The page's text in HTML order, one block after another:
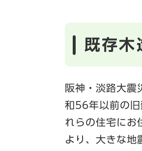
既存木
阪神・淡路大震
和56年以前の旧
れらの住宅にお
より、大きな